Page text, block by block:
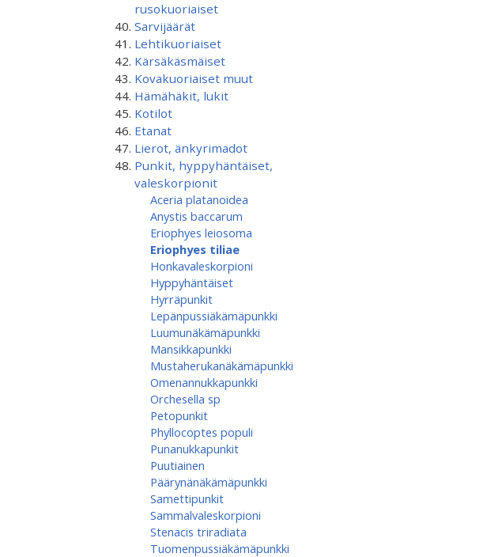
rusokuoriaiset
Sarvijäärät
Lehtikuoriaiset
Kärsäkäsmäiset
Kovakuoriaiset muut
Hämähäkit, lukit
Kotilot
Etanat
Lierot, änkyrimadot
Punkit, hyppyhäntäiset,
valeskorpionit
Aceria platanoidea
Anystis baccarum
Eriophyes leiosoma
Eriophyes tiliae
Honkavaleskorpioni
Hyppyhäntäiset
Hyrräpunkit
Lepänpussiäkämäpunkki
Luumunäkämäpunkki
Mansikkapunkki
Mustaherukanäkämäpunkki
Omenannukkapunkki
Orchesella sp
Petopunkit
Phyllocoptes populi
Punanukkapunkit
Puutiainen
Päärynänäkämäpunkki
Samettipunkit
Sammalvaleskorpioni
Stenacis triradiata
Tuomenpussiäkämä­punkki